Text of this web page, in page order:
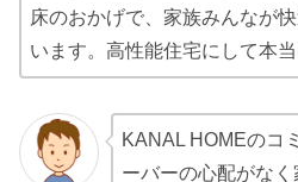
床のおかげで、家族みんなが
います。高性能住宅にして本当
KANAL HOMEのコ
ーバーの心配がな